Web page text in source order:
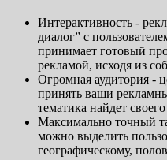
Интерактивность -
диалог” с
принимает готовый
рекламой, исходя из
Огромная аудитория -
принять ваши
тематика найдет
Максимально точный
можно выделить
географическому,